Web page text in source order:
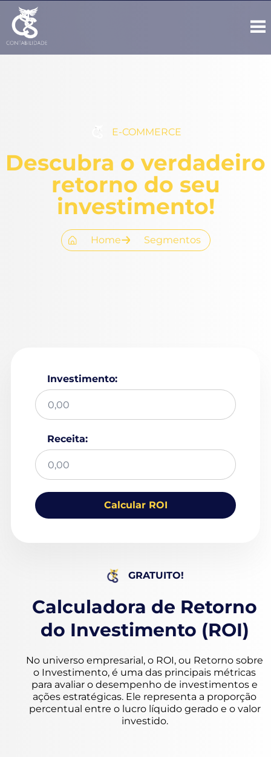
E-COMMERCE
Descubra o verdadeiro
retorno do seu
investimento!
Home Segmentos
Investimento:
Receita:
Calcular ROI
GRATUITO!
Calculadora de Retorno
do Investimento (ROI)
No universo empresarial, o ROI, ou Retorno sobre
o Investimento, é uma das principais métricas
para avaliar o desempenho de investimentos e
ações estratégicas. Ele representa a proporção
percentual entre o lucro líquido gerado e o valor
investido.